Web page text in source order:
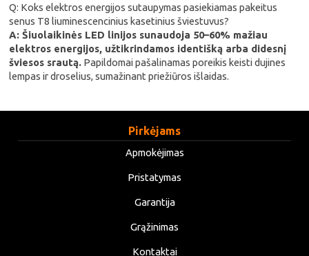
Q: Koks elektros energijos sutaupymas pasiekiamas pakeitus
senus T8 liuminescencinius kasetinius šviestuvus?
A: Šiuolaikinės LED linijos sunaudoja 50–60% mažiau
elektros energijos, užtikrindamos identišką arba didesnį
šviesos srautą. Papildomai pašalinamas poreikis keisti dujines
lempas ir droselius, sumažinant priežiūros išlaidas.
Pirkėjams
Apmokėjimas
Pristatymas
Garantija
Grąžinimas
Kontaktai